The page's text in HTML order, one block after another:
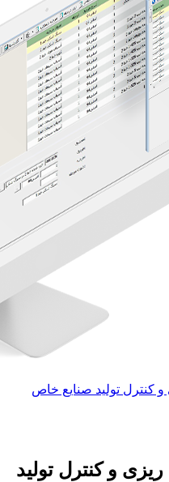
و کنترل تولید صنایع خاص
و کنترل تولید